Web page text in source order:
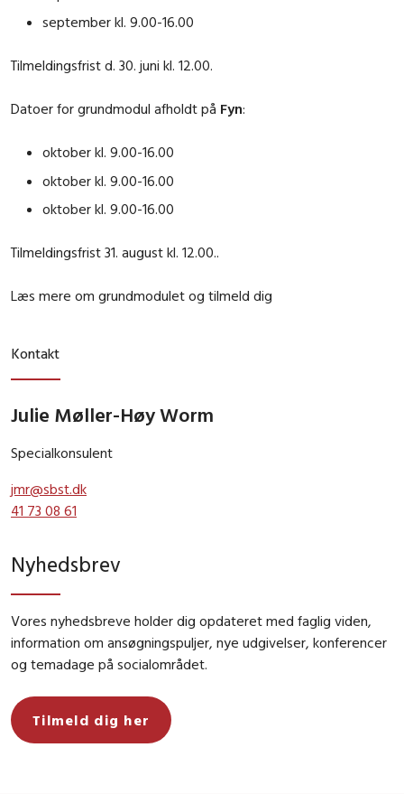
september kl. 9.00-16.00
Tilmeldingsfrist d. 30. juni kl. 12.00.
Datoer for grundmodul afholdt på Fyn:
oktober kl. 9.00-16.00
oktober kl. 9.00-16.00
oktober kl. 9.00-16.00
Tilmeldingsfrist 31. august kl. 12.00..
Læs mere om grundmodulet og tilmeld dig
Kontakt
Julie Møller-Høy Worm
Specialkonsulent
jmr@sbst.dk
41 73 08 61
Nyhedsbrev
Vores nyhedsbreve holder dig opdateret med faglig viden,
information om ansøgningspuljer, nye udgivelser, konferencer
og temadage på socialområdet.
Tilmeld dig her